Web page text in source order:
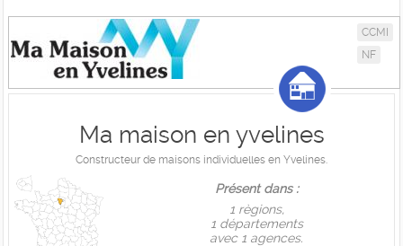
CCMI
NF
Ma maison en yvelines
Constructeur de maisons individuelles en Yvelines.
Présent dans :
1 règions,
1 départements
avec 1 agences.